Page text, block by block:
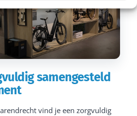
samengesteld
vind je een zorgvuldig